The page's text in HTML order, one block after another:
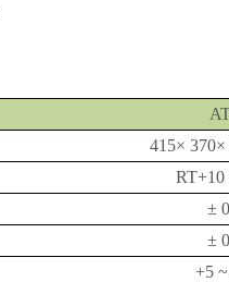
415× 370×
RT+10
±
±
+5